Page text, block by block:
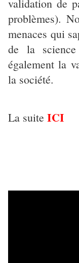
validation de
problèmes).
menaces qui
de la
également la
la société.
La suite ICI